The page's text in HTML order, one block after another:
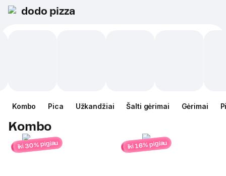
dodo pizza
Kombo Pica Užkandžiai Šalti gėrimai Gėrimai
Kombo
iki 30% pigiau iki 16% pigiau